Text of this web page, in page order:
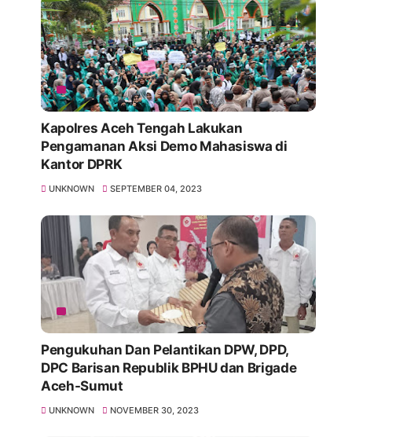
Kapolres Aceh Tengah Lakukan
Pengamanan Aksi Demo Mahasiswa di
Kantor DPRK
UNKNOWN SEPTEMBER 04, 2023
Pengukuhan Dan Pelantikan DPW, DPD,
DPC Barisan Republik BPHU dan Brigade
Aceh-Sumut
UNKNOWN NOVEMBER 30, 2023